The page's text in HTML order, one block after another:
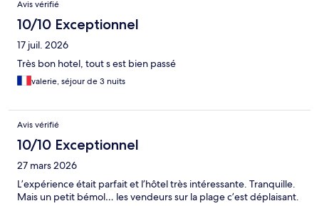
Avis vérifié
10/10 Exceptionnel
17 juil. 2026
Très bon hotel, tout s est bien passé
valerie, séjour de 3 nuits
Avis vérifié
10/10 Exceptionnel
27 mars 2026
L’expérience était parfait et l’hôtel très intéressante. Tranquille.
Mais un petit bémol… les vendeurs sur la plage c’est déplaisant.